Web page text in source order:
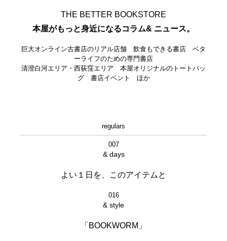
THE BETTER BOOKSTORE
本屋がもっと身近になるコラム& ニュース。
巨大オンライン古書店のリアル店舗 飲食もできる書店 ベタ
ーライフのための専門書店
清澄白河エリア・西荻窪エリア 本屋オリジナルのトートバッ
グ 書店イベント ほか
regulars
007
& days
よい１日を、このアイテムと
016
& style
「BOOKWORM」